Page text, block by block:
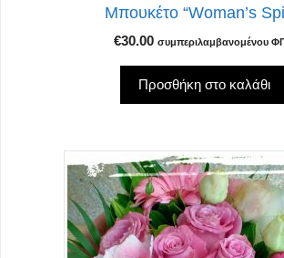
Μπουκέτο “Woman’s
€30.00 συμπεριλαμβανομένου
Προσθήκη στο καλάθι